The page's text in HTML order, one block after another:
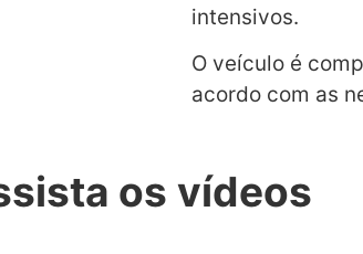
intensivos.
O veículo é
acordo com as
os vídeos